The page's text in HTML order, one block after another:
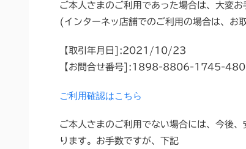
ご本人さまのご利用であった場合は、大変
(インターネッ店舗でのご利用の場合は、お
【取引年月日]:2021/10/23
【お問合せ番号]:1898-8806-1745-
ご利用確認はこちら
ご本人さまのご利用でない場合には、今後
ります。お手数ですが、下記